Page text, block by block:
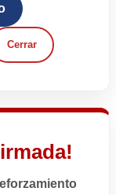
Cerrar